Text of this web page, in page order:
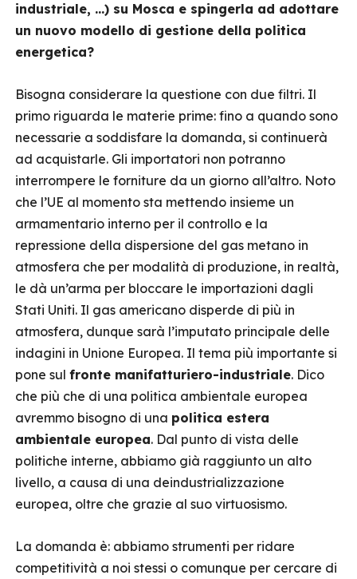
industriale, …) su Mosca e spingerla ad adottare
un nuovo modello di gestione della politica
energetica?
Bisogna considerare la questione con due filtri. Il
primo riguarda le materie prime: fino a quando sono
necessarie a soddisfare la domanda, si continuerà
ad acquistarle. Gli importatori non potranno
interrompere le forniture da un giorno all’altro. Noto
che l’UE al momento sta mettendo insieme un
armamentario interno per il controllo e la
repressione della dispersione del gas metano in
atmosfera che per modalità di produzione, in realtà,
le dà un’arma per bloccare le importazioni dagli
Stati Uniti. Il gas americano disperde di più in
atmosfera, dunque sarà l’imputato principale delle
indagini in Unione Europea. Il tema più importante si
pone sul fronte manifatturiero-industriale. Dico
che più che di una politica ambientale europea
avremmo bisogno di una politica estera
ambientale europea. Dal punto di vista delle
politiche interne, abbiamo già raggiunto un alto
livello, a causa di una deindustrializzazione
europea, oltre che grazie al suo virtuosismo.
La domanda è: abbiamo strumenti per ridare
competitività a noi stessi o comunque per cercare di